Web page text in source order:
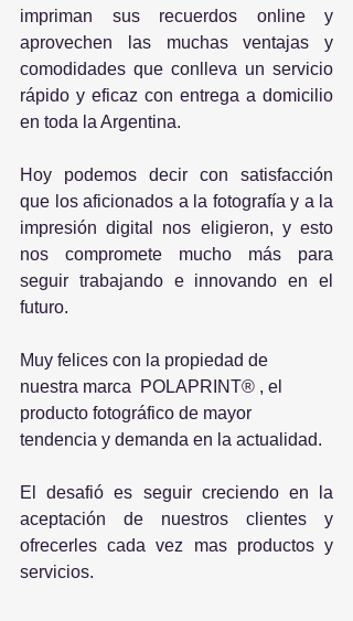
impriman sus recuerdos online y
aprovechen las muchas ventajas y
comodidades que conlleva un servicio
rápido y eficaz con entrega a domicilio
en toda la Argentina.
​Hoy podemos decir con satisfacción
que los aficionados a la fotografía y a la
impresión digital nos eligieron, y esto
nos compromete mucho más para
seguir trabajando e innovando en el
futuro.
Muy felices con la propiedad de
nuestra marca  POLAPRINT® , el
producto fotográfico de mayor
tendencia y demanda en la actualidad.
El desafió es seguir creciendo en la
aceptación de nuestros clientes y
ofrecerles cada vez mas productos y
servicios.